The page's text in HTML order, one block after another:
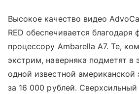
Высокое качество видео
RED обеспечивается благодаря
процессору Ambarella A7. Те,
экстрим, наверняка подметят в
одной известной
за 16 000 рублей.